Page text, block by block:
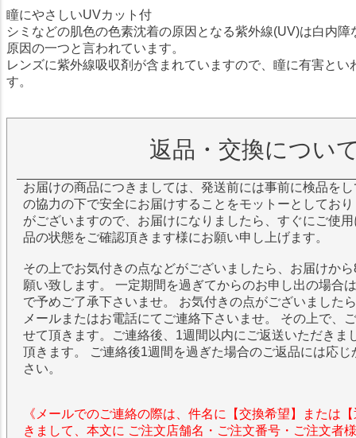
瞳にやさしいUVカット付
シミなどの肌色の色素沈着の原因となる紫外線(UV)は白内
原因の一つと言われています。
レンズに紫外線吸収剤が含まれていますので、瞳に有害とい
す。
返品・交換につい
お届けの商品につきましては、発送前には事前に検品を
の協力の下で安全にお届けすることをモットーとしてお
がございますので、お届けになりましたら、すぐにご使
品の状態をご確認頂きます様にお願い申し上げます。
その上でお気付きの点などがございましたら、お届けか
願い致します。 一定期間を過ぎてからのお申し出の場合
で予めご了承下さいませ。 お気付きの点がございました
メールまたはお電話にてご連絡下さいませ。 その上で、
せて頂きます。ご連絡後、1週間以内にご返送いただきま
頂きます。 ご連絡後1週間を過ぎた場合のご返品には応
さい。
《メールでのご連絡の際は、件名に【交換希望】または
きまして、本文に ご注文店舗名・ご注文番号・ご注文者